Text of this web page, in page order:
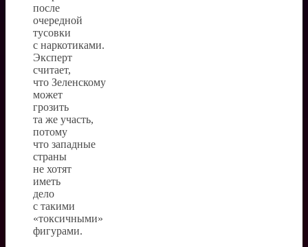
после
очередной
тусовки
с наркотиками.
Эксперт
считает,
что Зеленскому
может
грозить
та же участь,
потому
что западные
страны
не хотят
иметь
дело
с такими
«токсичными»
фигурами.